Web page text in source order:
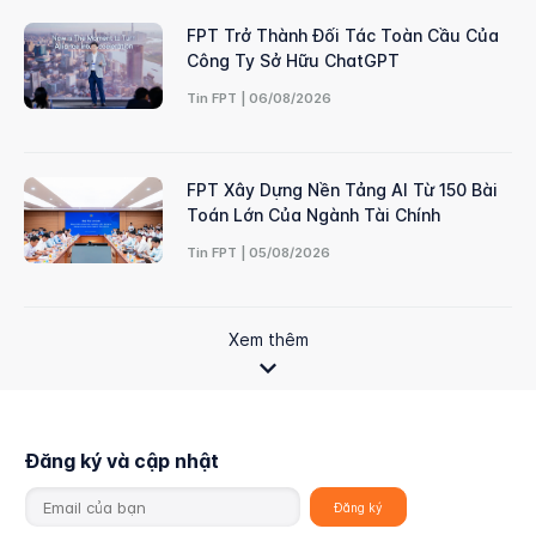
FPT Trở Thành Đối Tác Toàn Cầu Của
Công Ty Sở Hữu ChatGPT
Tin FPT | 06/08/2026
FPT Xây Dựng Nền Tảng AI Từ 150 Bài
Toán Lớn Của Ngành Tài Chính
Tin FPT | 05/08/2026
Xem thêm
Đăng ký và cập nhật